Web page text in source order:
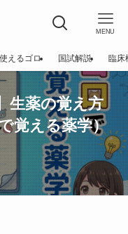
MENU
使えるゴロ 国試解説 臨床
生薬の覚え方
覚える薬学）